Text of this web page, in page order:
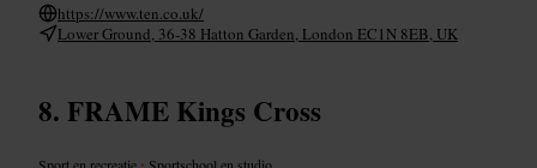
https://www.ten.co.uk/
Lower Ground, 36-38 Hatton Garden, London EC1N 8EB, UK
FRAME Kings Cross
Sport en recreatie • Sportschool en studio